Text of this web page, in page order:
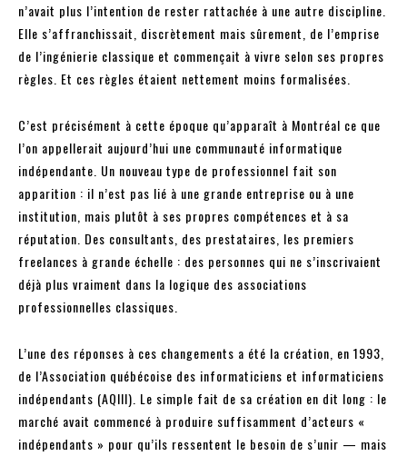
n’avait plus l’intention de rester rattachée à une autre discipline.
Elle s’affranchissait, discrètement mais sûrement, de l’emprise
de l’ingénierie classique et commençait à vivre selon ses propres
règles. Et ces règles étaient nettement moins formalisées.
C’est précisément à cette époque qu’apparaît à Montréal ce que
l’on appellerait aujourd’hui une communauté informatique
indépendante. Un nouveau type de professionnel fait son
apparition : il n’est pas lié à une grande entreprise ou à une
institution, mais plutôt à ses propres compétences et à sa
réputation. Des consultants, des prestataires, les premiers
freelances à grande échelle : des personnes qui ne s’inscrivaient
déjà plus vraiment dans la logique des associations
professionnelles classiques.
L’une des réponses à ces changements a été la création, en 1993,
de l’Association québécoise des informaticiens et informaticiens
indépendants (AQIII). Le simple fait de sa création en dit long : le
marché avait commencé à produire suffisamment d’acteurs «
indépendants » pour qu’ils ressentent le besoin de s’unir — mais